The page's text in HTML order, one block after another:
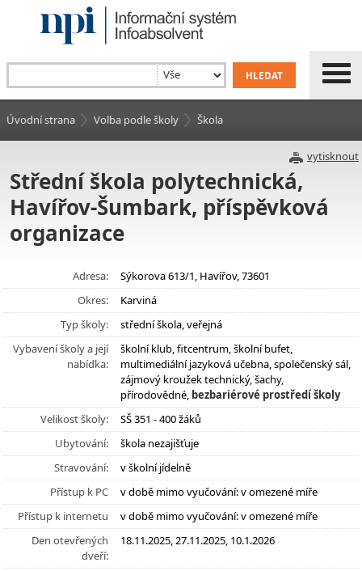
Úvodní strana Volba podle školy Škola
vytisknout
Střední škola polytechnická,
Havířov-Šumbark, příspěvková
organizace
Adresa:
Sýkorova 613/1, Havířov, 73601
Okres:
Karviná
Typ školy:
střední škola, veřejná
Vybavení školy a její
nabídka:
školní klub, fitcentrum, školní bufet,
multimediální jazyková učebna, společenský sál,
zájmový kroužek technický, šachy,
přírodovědné, bezbariérové prostředí školy
Velikost školy:
SŠ 351 - 400 žáků
Ubytování:
škola nezajišťuje
Stravování:
v školní jídelně
Přístup k PC
v době mimo vyučování: v omezené míře
Přístup k internetu
v době mimo vyučování: v omezené míře
Den otevřených
dveří:
18.11.2025, 27.11.2025, 10.1.2026